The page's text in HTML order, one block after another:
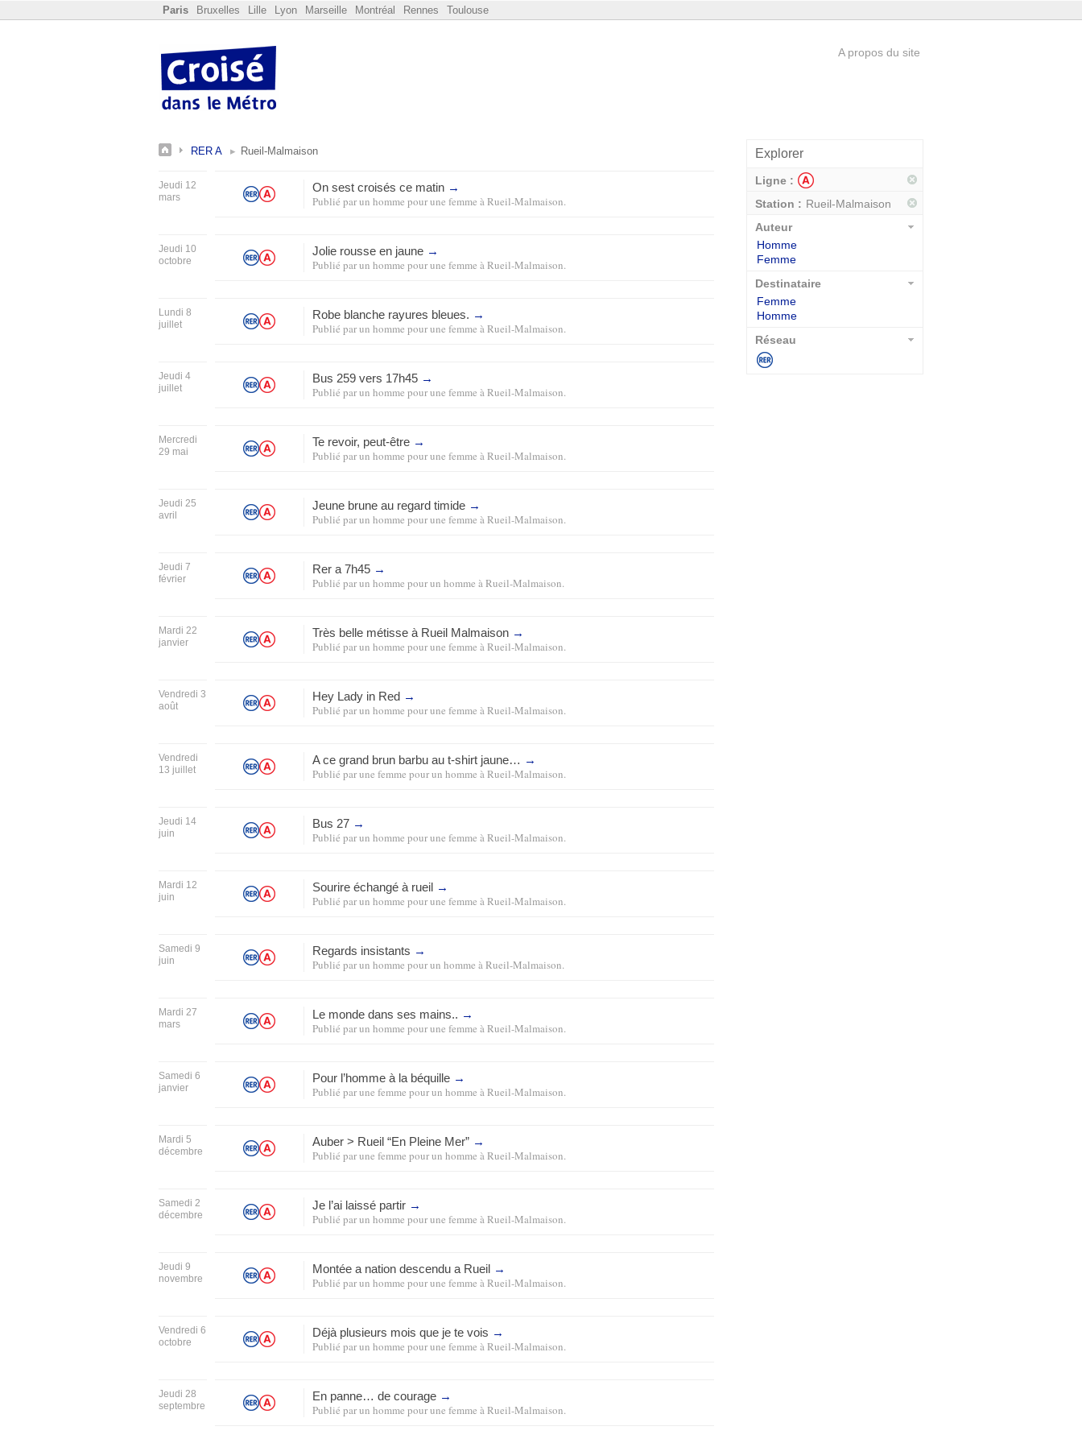
Paris Bruxelles Lille Lyon Marseille Montréal Rennes Toulouse
A propos du site
RER A Rueil-Malmaison
Jeudi 12
mars
On sest croisés ce matin →
Publié parun homme pour une femme àRueil-Malmaison.
Jeudi 10
octobre
Jolie rousse en jaune →
Publié parun homme pour une femme àRueil-Malmaison.
Lundi 8
juillet
Robe blanche rayures bleues. →
Publié parun homme pour une femme àRueil-Malmaison.
Jeudi 4
juillet
Bus 259 vers 17h45 →
Publié parun homme pour une femme àRueil-Malmaison.
Mercredi
29 mai
Te revoir, peut-être →
Publié parun homme pour une femme àRueil-Malmaison.
Jeudi 25
avril
Jeune brune au regard timide →
Publié parun homme pour une femme àRueil-Malmaison.
Jeudi 7
février
Rer a 7h45 →
Publié parun homme pour un homme àRueil-Malmaison.
Mardi 22
janvier
Très belle métisse à Rueil Malmaison →
Publié parun homme pour une femme àRueil-Malmaison.
Vendredi 3
août
Hey Lady in Red →
Publié parun homme pour une femme àRueil-Malmaison.
Vendredi
13 juillet
A ce grand brun barbu au t-shirt jaune… →
Publié parune femme pour un homme àRueil-Malmaison.
Jeudi 14
juin
Bus 27 →
Publié parun homme pour une femme àRueil-Malmaison.
Mardi 12
juin
Sourire échangé à rueil →
Publié parun homme pour une femme àRueil-Malmaison.
Samedi 9
juin
Regards insistants →
Publié parun homme pour un homme àRueil-Malmaison.
Mardi 27
mars
Le monde dans ses mains.. →
Publié parun homme pour une femme àRueil-Malmaison.
Samedi 6
janvier
Pour l’homme à la béquille →
Publié parune femme pour un homme àRueil-Malmaison.
Mardi 5
décembre
Auber > Rueil “En Pleine Mer” →
Publié parune femme pour un homme àRueil-Malmaison.
Samedi 2
décembre
Je l’ai laissé partir →
Publié parun homme pour une femme àRueil-Malmaison.
Jeudi 9
novembre
Montée a nation descendu a Rueil →
Publié parun homme pour une femme àRueil-Malmaison.
Vendredi 6
octobre
Déjà plusieurs mois que je te vois →
Publié parun homme pour une femme àRueil-Malmaison.
Jeudi 28
septembre
En panne… de courage →
Publié parun homme pour une femme àRueil-Malmaison.
Explorer
Ligne :
Station : Rueil-Malmaison
Auteur
Homme
Femme
Destinataire
Femme
Homme
Réseau